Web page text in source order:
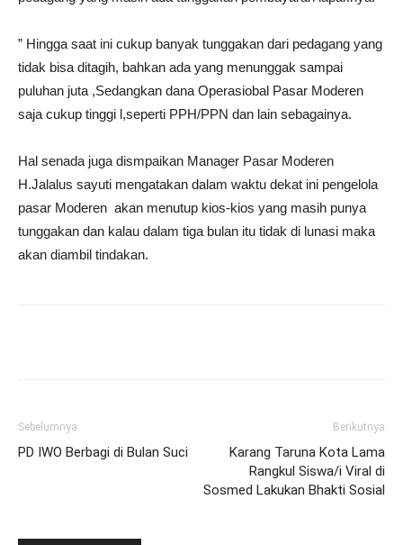
” Hingga saat ini cukup banyak tunggakan dari pedagang yang
tidak bisa ditagih, bahkan ada yang menunggak sampai
puluhan juta ,Sedangkan dana Operasiobal Pasar Moderen
saja cukup tinggi l,seperti PPH/PPN dan lain sebagainya.
Hal senada juga dismpaikan Manager Pasar Moderen
H.Jalalus sayuti mengatakan dalam waktu dekat ini pengelola
pasar Moderen akan menutup kios-kios yang masih punya
tunggakan dan kalau dalam tiga bulan itu tidak di lunasi maka
akan diambil tindakan.
Sebelumnya
PD IWO Berbagi di Bulan Suci
Berikutnya
Karang Taruna Kota Lama
Rangkul Siswa/i Viral di
Sosmed Lakukan Bhakti Sosial